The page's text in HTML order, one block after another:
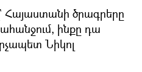
ծրագրերը
ինքը դա
Նիկոլ